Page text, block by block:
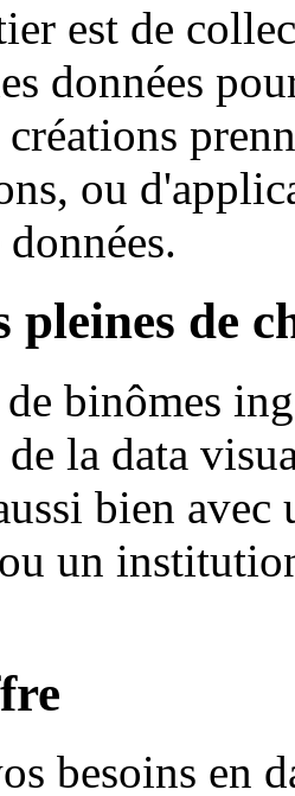
est de
données
créations
ou
pleines de
binômes
de la data
bien
un
besoins en